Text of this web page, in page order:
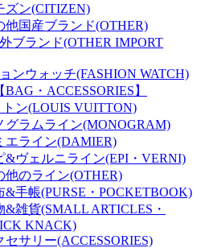
ズン(CITIZEN)
他国産ブランド(OTHER)
ブランド(OTHER IMPORT
ンウォッチ(FASHION WATCH)
・ACCESSORIES】
トン(LOUIS VUITTON)
グラムライン(MONOGRAM)
エライン(DAMIER)
&ヴェルニライン(EPI・VERNI)
他のライン(OTHER)
&手帳(PURSE・POCKETBOOK)
&雑貨(SMALL ARTICLES・
KNACK)
セサリー(ACCESSORIES)